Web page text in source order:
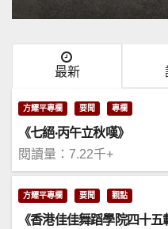
最新
方耀平專欄 要聞 專欄
《七絕·丙午立秋嘆》
閱讀量：7.22千+
方耀平專欄 要聞 觀點
《香港佳佳舞蹈學院四十